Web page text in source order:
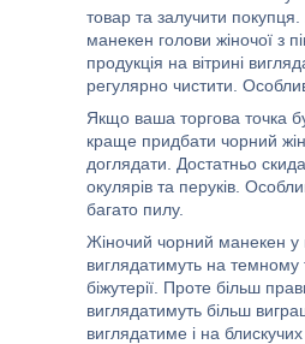
товар та залучити покупця.
манекен голови жіночої з
продукція на вітрині
регулярно чистити.
Якщо ваша торгова точка
краще придбати чорний
доглядати. Достатньо
окулярів та перуків.
багато пилу.
Жіночий чорний манекен у
виглядатимуть на темному
біжутерії. Проте більш
виглядатимуть більш
виглядатиме і на